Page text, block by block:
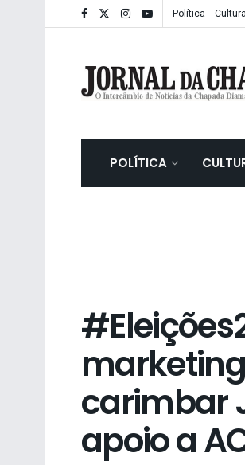
Política Cultura
POLÍTICA
carimbar
apoio a